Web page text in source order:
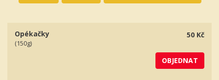
50 Kč
Opékačky
(150g)
OBJEDNAT